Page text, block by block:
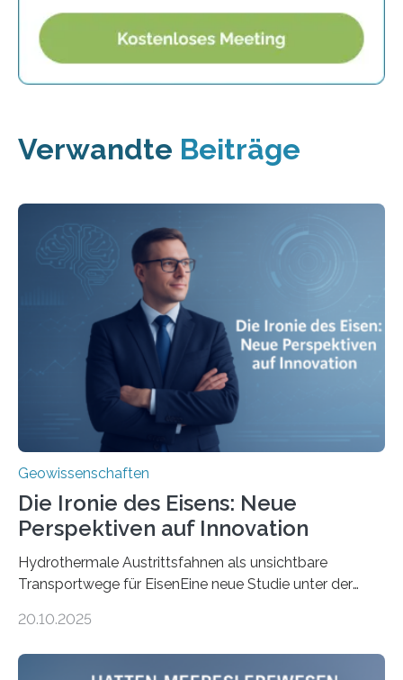
Verwandte Beiträge
Geowissenschaften
Die Ironie des Eisens: Neue
Perspektiven auf Innovation
Hydrothermale Austrittsfahnen als unsichtbare
Transportwege für EisenEine neue Studie unter der
Umweltwissenschaften der Universität Bremen –
Meeresboden die Eisenverfügbarkeit und den globalen
20.10.2025